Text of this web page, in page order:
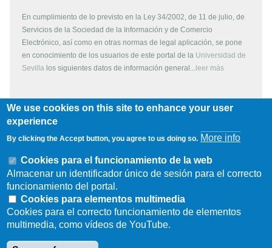
En cumplimiento de lo previsto en la Ley 34/2002, de 11 de julio, de
Servicios de la Sociedad de la Información y de Comercio
Electrónico, así como en otras normas de legal aplicación, se pone
en conocimiento de los usuarios de este portal de la Universidad de
Sevilla los siguientes datos de información general... leer más
Copyright
Todos los contenidos de este servidor WEB, son propiedad de la
Universidad de Sevilla, si no se indica lo contrario. Pueden ser
reproducidos libremente y para fines no lucrativos por cualquier
persona perteneciente a una institución de carácter educativo o
investigador. Otras instituciones, organismos, empresas, etc. deben
solicitar el permiso escrito de los propietarios del copyright.
Los escudos, logotipos, fotografías y gráficos son propiedad de la
Universidad de Sevilla. Prohibida su reproducción total o parcial por
We use cookies on this site to enhance your user
experience
By clicking the Accept button, you agree to us doing so. More info
Cookies para el funcionamiento de la web
Almacenar un identificador único de sesión para el correcto
funcionamiento del portal.
Cookies para elementos multimedia
Cookies para el correcto funcionamiento de elementos
multimedia, como vídeos de YouTube.